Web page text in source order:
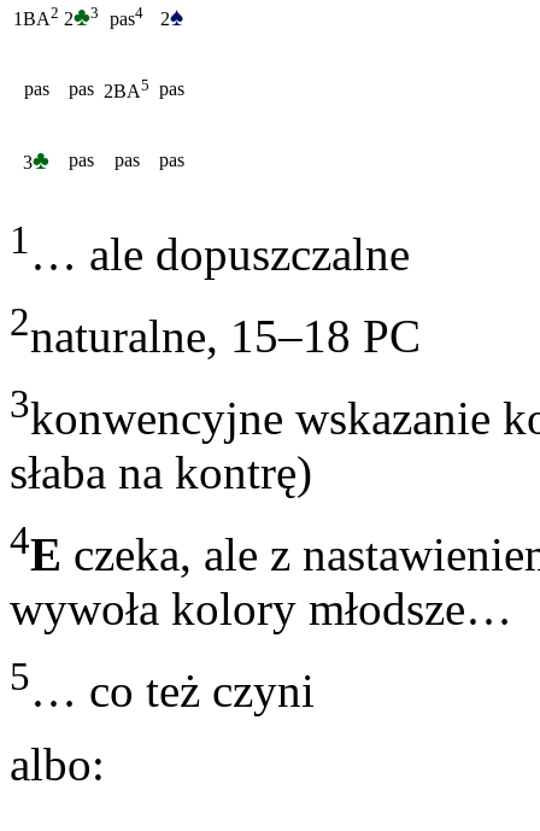
1BA2 2♣3 pas4 2♠
pas pas 2BA5 pas
3♣ pas pas pas
1 … ale dopuszczalne
2naturalne, 15–18 PC
3konwencyjne wskazanie
słaba na kontrę)
4E czeka, ale z
wywoła kolory młodsze…
5… co też czyni
albo: